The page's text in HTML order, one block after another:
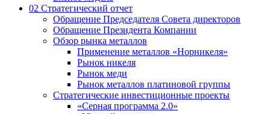
02 Стратегический отчет
Обращение Председателя Совета директоров
Обращение Президента Компании
Обзор рынка металлов
Применение металлов «Норникеля»
Рынок никеля
Рынок меди
Рынок металлов платиновой группы
Стратегические инвестиционные проекты
«Серная программа 2.0»